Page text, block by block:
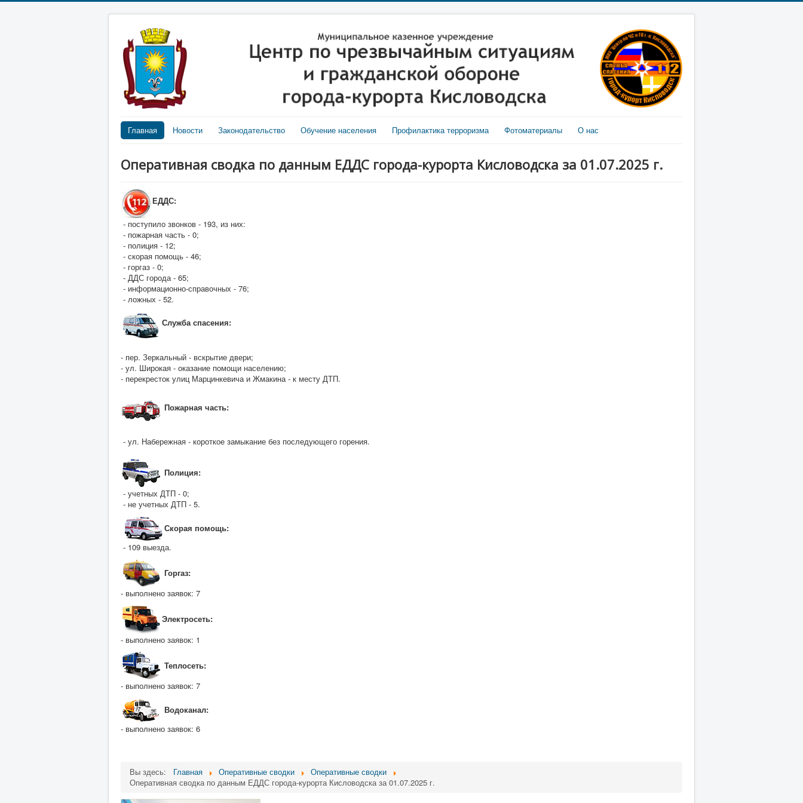
Главная Новости Законодательство Обучение населения Профилактика терроризма Фотоматериалы О нас
Оперативная сводка по данным ЕДДС города-курорта Кисловодска за 01.07.2025 г.
ЕДДС:
- поступило звонков - 193, из них:
- пожарная часть - 0;
- полиция - 12;
- скорая помощь - 46;
- горгаз - 0;
- ДДС города - 65;
- информационно-справочных - 76;
- ложных - 52.
Служба спасения:
- пер. Зеркальный - вскрытие двери;
- ул. Широкая - оказание помощи населению;
- перекресток улиц Марцинкевича и Жмакина - к месту ДТП.
Пожарная часть:
- ул. Набережная - короткое замыкание без последующего горения.
Полиция:
- учетных ДТП - 0;
- не учетных ДТП - 5.
Скорая помощь:
- 109 выезда.
Горгаз:
- выполнено заявок: 7
Электросеть:
- выполнено заявок: 1
Теплосеть:
- выполнено заявок: 7
Водоканал:
- выполнено заявок: 6
Вы здесь: Главная Оперативные сводки
Оперативные сводки
Оперативная сводка по данным ЕДДС города-курорта Кисловодска за 01.07.2025 г.